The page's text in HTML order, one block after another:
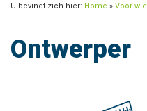
U bevindt zich hier: Home » Voor wie
Ontwerper